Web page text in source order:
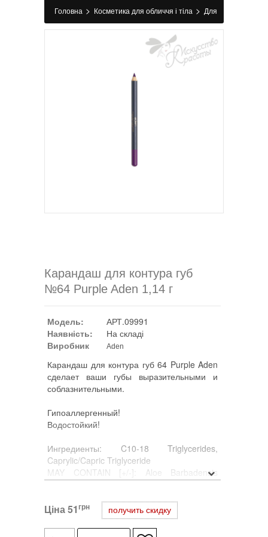
Головна > Косметика для обличчя і тіла > Для
губ>Олівець для губ>Карандаш для контура
Карандаш для контура губ
№64 Purple Aden 1,14 г
Модель:
АРТ.09991
Наявність:
На складі
Виробник
Aden
Карандаш для контура губ 64 Purple Aden
сделает ваши губы выразительными и
соблазнительными.
Гипоаллергенный!
Водостойкий!
Ингредиенты: C10-18 Triglycerides,
Caprylic/Capric Triglyceride
MAY CONTAIN [+/-]: Aloe Barbadensis
Extract, Ascorbyl Palmitate, BHT, Bis-
Cera, Carthamus Tinctorius Seed Oil,
Copernicia Cerifera Cera, Hydrogenated
Cottonseed Oil, Hydrogenated Olive Oil
Ціна51 грн получить скидку